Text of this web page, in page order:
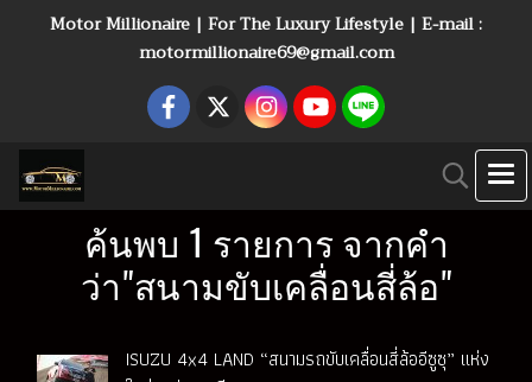
Motor Millionaire | For The Luxury Lifestyle | E-mail :
motormillionaire69@gmail.com
ค้นพบ 1 รายการ จากคำ
ว่า"สนามขับเคลื่อนสี่ล้อ"
ISUZU 4x4 LAND “สนามรถขับเคลื่อนสี่ล้ออีซูซุ” แห่ง